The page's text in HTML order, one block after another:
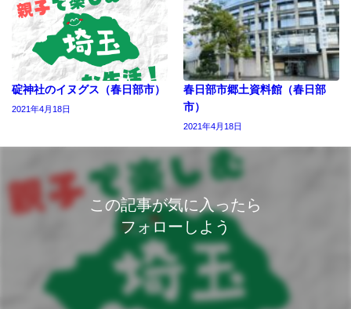
碇神社のイヌグス（春日部市）
2021年4月18日
春日部市郷土資料館（春日部
市）
2021年4月18日
この記事が気に入ったら
フォローしよう